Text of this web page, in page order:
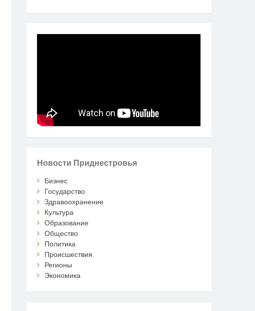
Новости Приднестровья
Бизнес
Государство
Здравоохранение
Культура
Образование
Общество
Политика
Происшествия
Регионы
Экономика